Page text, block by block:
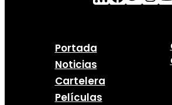
Portada
Noticias
Cartelera
Películas